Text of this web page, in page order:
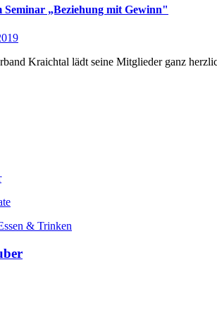
Seminar „Beziehung mit Gewinn"
Kraichtal lädt seine Mitglieder ganz
& Trinken